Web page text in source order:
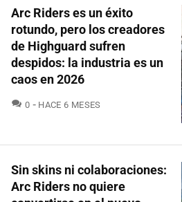
Arc Riders es un éxito
rotundo, pero los creadores
de Highguard sufren
despidos: la industria es un
caos en 2026
0 COMENTARIOS
HACE 6 MESES
Sin skins ni colaboraciones:
Arc Riders no quiere